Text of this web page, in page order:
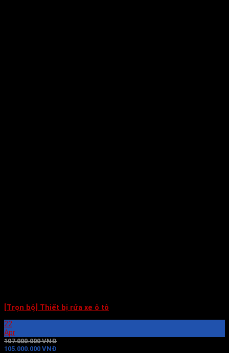
[Trọn bộ] Thiết bị rửa xe ô tô
22
Apr
107.000.000 VNĐ
105.000.000 VNĐ